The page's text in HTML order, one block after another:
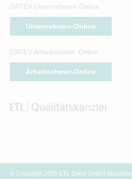
DATEV Unternehmen Online
Unternehmen-Online
DATEV Arbeitnehmer Online
Arbeitnehmer-Online
© Copyright 2026 ETL Soest GmbH